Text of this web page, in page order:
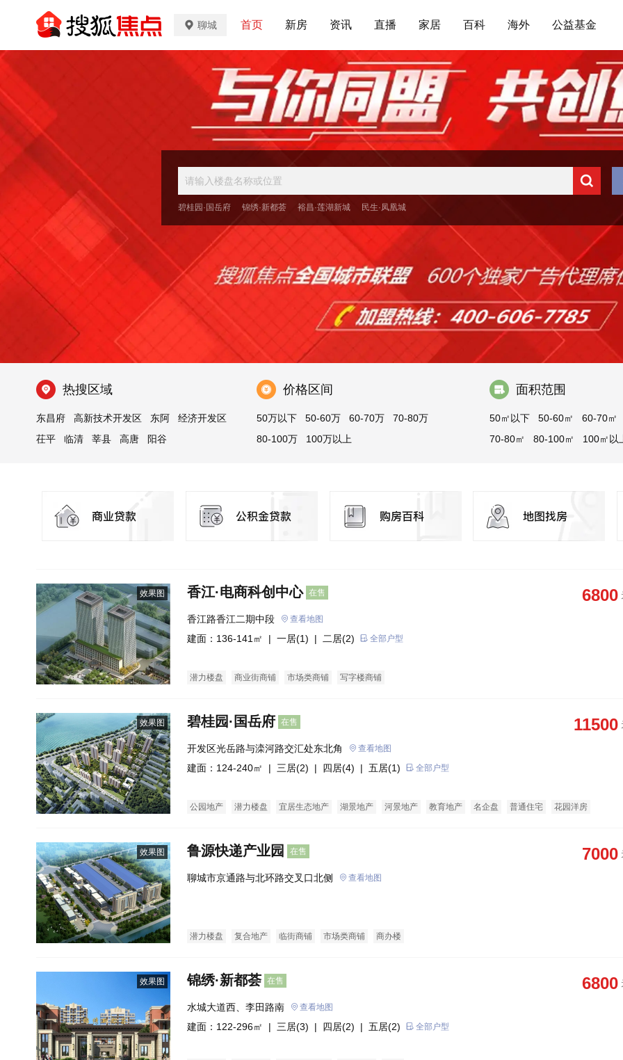
聊城 首页 新房 资讯 直播 家居 百科 海外 公益基金
碧桂园·国岳府 锦绣·新都荟 裕昌·莲湖新城 民生·凤凰城
热搜区域
东昌府 高新技术开发区 东阿
经济开发区
茌平
临清 莘县 高唐
阳谷
价格区间
50万以下 50-60万 60-70万
70-80万
80-100万
100万以上
面积范围
50㎡以下 50-60㎡
60-70㎡
70-80㎡
80-100㎡ 100㎡以
效果图 香江·电商科创中心 在售 6800
香江路香江二期中段 查看地图
建面：136-141㎡ | 一居(1) | 二居(2) 全部户型
潜力楼盘 商业街商铺 市场类商铺 写字楼商铺
效果图 碧桂园·国岳府 在售 11500
开发区光岳路与滦河路交汇处东北角 查看地图
建面：124-240㎡ | 三居(2) | 四居(4) | 五居(1) 全部户型
公园地产 潜力楼盘 宜居生态地产 湖景地产 河景地产 教育地产 名企盘 普通住宅 花园洋房
效果图 鲁源快递产业园 在售 7000
聊城市京通路与北环路交叉口北侧 查看地图
潜力楼盘 复合地产 临街商铺 市场类商铺 商办楼
效果图 锦绣·新都荟 在售 6800
水城大道西、李田路南 查看地图
建面：122-296㎡ | 三居(3) | 四居(2) | 五居(2) 全部户型